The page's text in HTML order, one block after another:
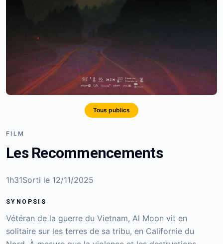
Tous publics
FILM
Les Recommencements
1h31Sorti le 12/11/2025
SYNOPSIS
Vétéran de la guerre du Vietnam, Al Moon vit en
solitaire sur les terres de sa tribu, en Californie du